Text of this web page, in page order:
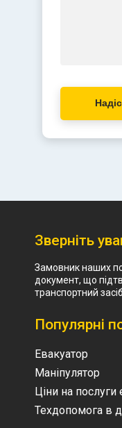
Зверніть
Замовник наших
документ, що
транспортний
Популярні
Евакуатор
Маніпулятор
Ціни на послуги
Техдопомога в